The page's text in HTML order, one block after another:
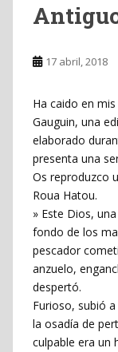
17 abril, 2018
Ha caido en
Gauguin, una
elaborado
presenta una
Os reproduzco
Roua Hatou.
» Este Dios,
fondo de los
pescador
anzuelo,
despertó.
Furioso, subió
la osadía de
culpable era un